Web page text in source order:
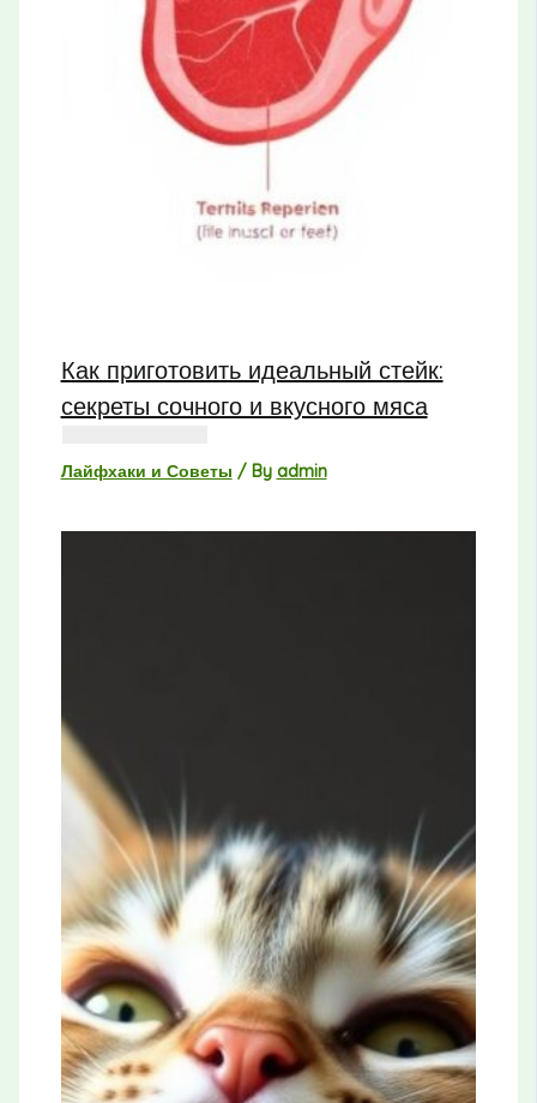
Как приготовить идеальный стейк:
секреты сочного и вкусного мяса
Лайфхаки и Советы / By admin